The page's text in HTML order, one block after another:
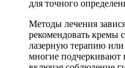
для точного
Методы лечения
рекомендовать кремы
лазерную терапию
многие подчеркивают